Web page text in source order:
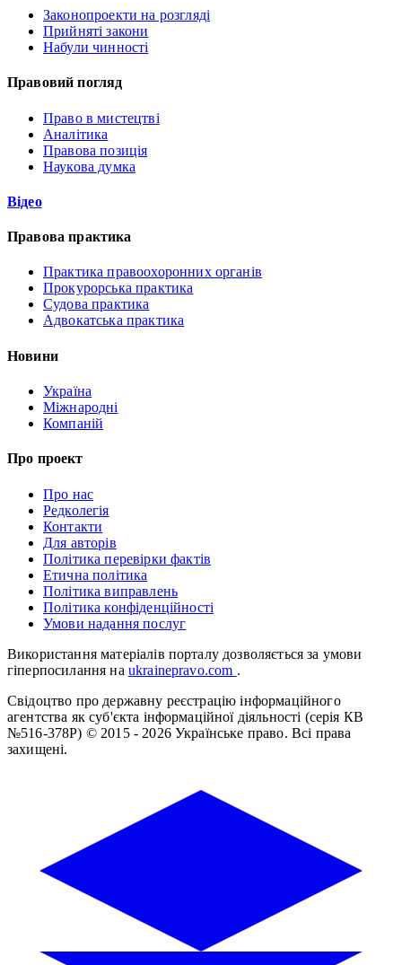
Законопроекти на розгляді
Прийняті закони
Набули чинності
Правовий погляд
Право в мистецтві
Аналітика
Правова позиція
Наукова думка
Відео
Правова практика
Практика правоохоронних органів
Прокурорська практика
Судова практика
Адвокатська практика
Новини
Україна
Міжнародні
Компаній
Про проект
Про нас
Редколегія
Контакти
Для авторів
Політика перевірки фактів
Етична політика
Політика виправлень
Політика конфіденційності
Умови надання послуг
Використання матеріалів порталу дозволяється за умови
гіперпосилання на ukrainepravo.com .
Свідоцтво про державну реєстрацію інформаційного
агентства як суб'єкта інформаційної діяльності (серія КВ
№516-378Р) © 2015 - 2026 Українське право. Всі права
захищені.